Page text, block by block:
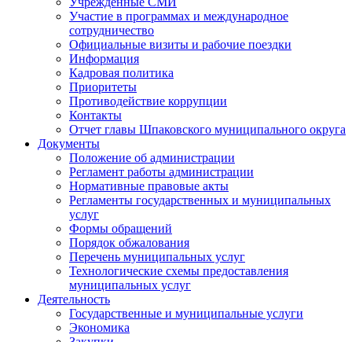
Участие в программах и международное
сотрудничество
Официальные визиты и рабочие поездки
Информация
Кадровая политика
Приоритеты
Противодействие коррупции
Контакты
Отчет главы Шпаковского муниципального округа
Документы
Положение об администрации
Регламент работы администрации
Нормативные правовые акты
Регламенты государственных и муниципальных
услуг
Формы обращений
Порядок обжалования
Перечень муниципальных услуг
Технологические схемы предоставления
муниципальных услуг
Деятельность
Государственные и муниципальные услуги
Экономика